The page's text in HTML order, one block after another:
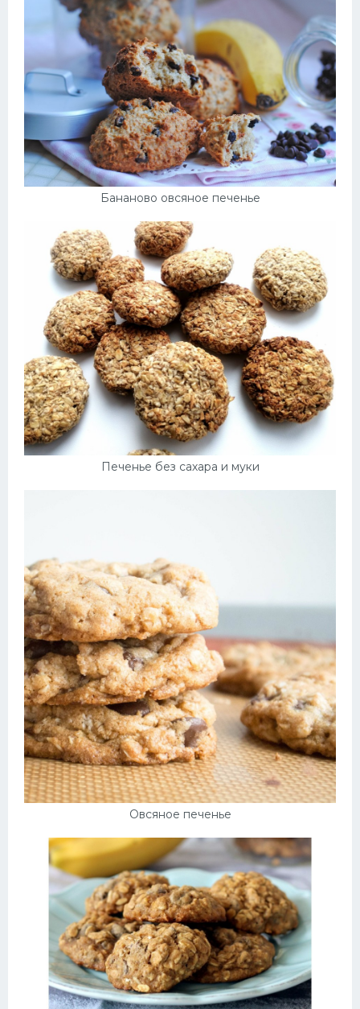
Бананово овсяное печенье
Печенье без сахара и муки
Овсяное печенье